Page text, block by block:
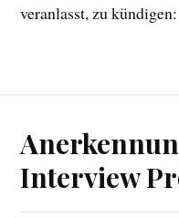
veranlasst, zu kündigen:
Interview